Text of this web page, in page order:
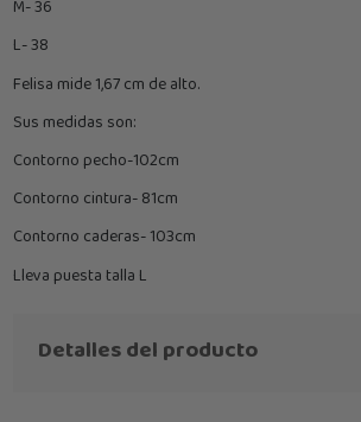
M- 36
L- 38
Felisa mide 1,67 cm de alto.
Sus medidas son:
Contorno pecho-102cm
Contorno cintura- 81cm
Contorno caderas- 103cm
Lleva puesta talla L
Detalles del producto